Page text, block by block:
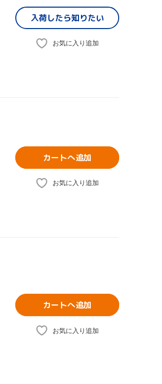
入荷したら知りたい
お気に入り追加
カートへ追加
お気に入り追加
カートへ追加
お気に入り追加